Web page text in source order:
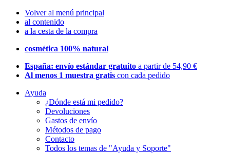
Volver al menú principal
al contenido
a la cesta de la compra
cosmética 100% natural
España: envío estándar gratuito a partir de 54,90 €
Al menos 1 muestra gratis con cada pedido
Ayuda
¿Dónde está mi pedido?
Devoluciones
Gastos de envío
Métodos de pago
Contacto
Todos los temas de "Ayuda y Soporte"